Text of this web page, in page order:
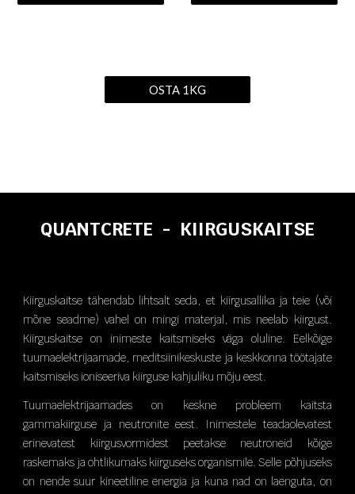
OSTA 1KG
QUANTCRETE - KIIRGUSKAITSE
Kiirguskaitse tähendab lihtsalt seda, et kiirgusallika ja teie (või
mõne seadme) vahel on mingi materjal, mis neelab kiirgust.
Kiirguskaitse on inimeste kaitsmiseks väga oluline. Eelkõige
tuumaelektrijaamade, meditsiinikeskuste ja keskkonna töötajate
kaitsmiseks ioniseeriva kiirguse kahjuliku mõju eest.
Tuumaelektrijaamades on keskne probleem kaitsta
gammakiirguse ja neutronite eest. Inimestele teadaolevatest
erinevatest kiirgusvormidest peetakse neutroneid kõige
raskemaks ja ohtlikumaks kiirguseks organismile. Selle põhjuseks
on nende suur kineetiline energia ja kuna nad on laenguta, on